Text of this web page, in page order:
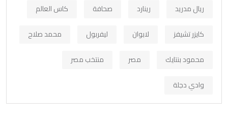
ريال مدريد
رينارد صحافة
كاس العالم
كايزر تشيفز
لابوان ليفربول
محمد صلاح
محمود بنتايك
مصر
منتخب مصر
وادي دجلة